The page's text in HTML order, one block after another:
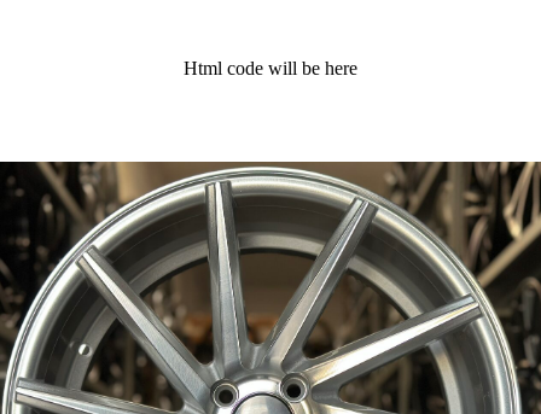
Html code will be here